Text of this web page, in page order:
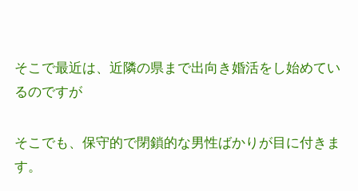
そこで最近は、近隣の県まで出向き婚活をし始めてい
るのですが
そこでも、保守的で閉鎖的な男性ばかりが目に付きま
す。